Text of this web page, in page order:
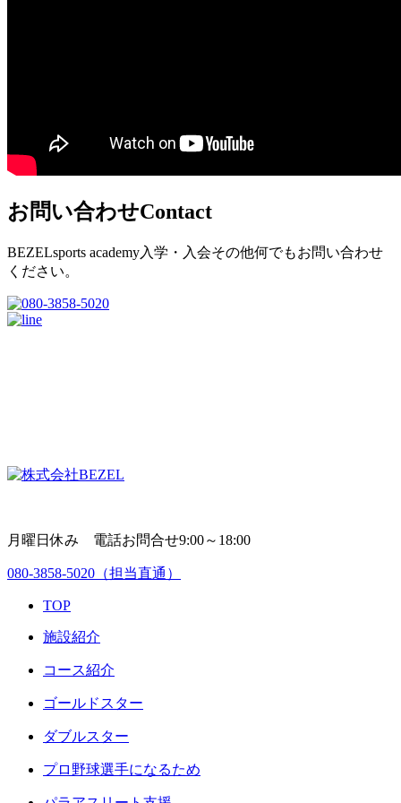
お問い合わせContact
BEZELsports academy入学・入会その他何でもお問い合わせ
ください。
月曜日休み 電話お問合せ9:00～18:00
080-3858-5020 （担当直通）
TOP
施設紹介
コース紹介
ゴールドスター
ダブルスター
プロ野球選手になるため